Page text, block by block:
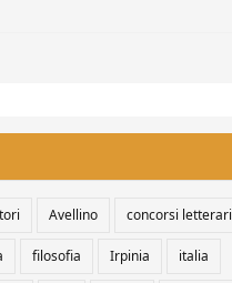
Avellino concorsi letterari
filosofia Irpinia italia